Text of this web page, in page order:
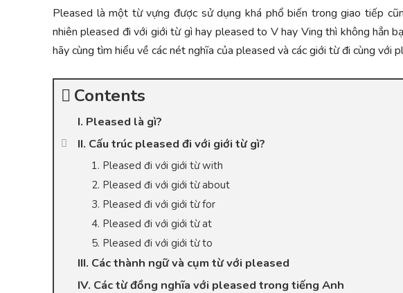
Pleased là một từ vựng được sử dụng khá phổ biến trong giao tiếp
nhiên pleased đi với giới từ gì hay pleased to V hay Ving thì không hẳn
hãy cùng tìm hiểu về các nét nghĩa của pleased và các giới từ đi cùng với
Contents
I. Pleased là gì?
II. Cấu trúc pleased đi với giới từ gì?
1. Pleased đi với giới từ with
2. Pleased đi với giới từ about
3. Pleased đi với giới từ for
4. Pleased đi với giới từ at
5. Pleased đi với giới từ to
III. Các thành ngữ và cụm từ với pleased
IV. Các từ đồng nghĩa với pleased trong tiếng Anh